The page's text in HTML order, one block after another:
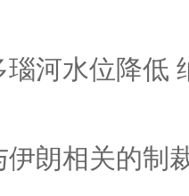
瑙河水位降低
伊朗相关的制